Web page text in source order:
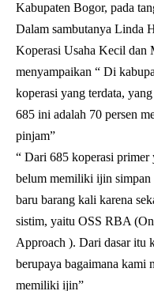
Kabupaten Bogor, pada
Dalam sambutanya Linda
Koperasi Usaha Kecil dan
menyampaikan “ Di
koperasi yang terdata,
685 ini adalah 70 persen
pinjam”
“ Dari 685 koperasi primer
belum memiliki ijin simpan
baru barang kali karena
sistim, yaitu OSS RBA
Approach ). Dari dasar itu
berupaya bagaimana kami
memiliki ijin”